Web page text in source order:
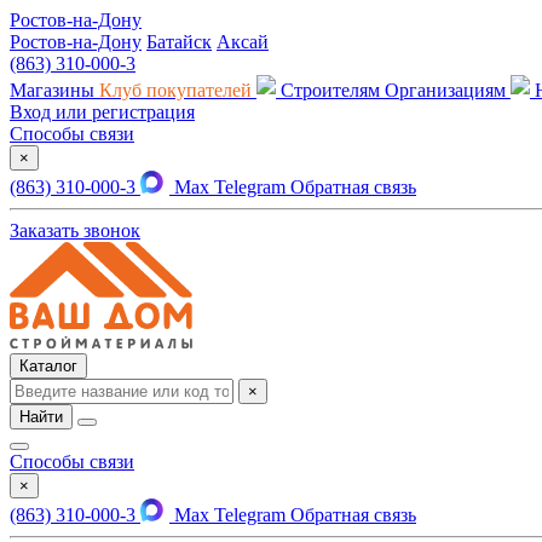
Ростов-на-Дону
Ростов-на-Дону Батайск Аксай
(863) 310-000-3
Магазины Клуб покупателей Строителям Организациям
Вход или регистрация
Способы связи
×
(863) 310-000-3 Max Telegram Обратная связь
Заказать звонок
Каталог
×
Найти
Способы связи
×
(863) 310-000-3 Max Telegram Обратная связь